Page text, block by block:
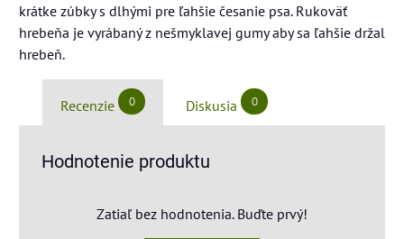
krátke zúbky s dlhými pre ľahšie česanie psa. Rukoväť
hrebeňa je vyrábaný z nešmyklavej gumy aby sa ľahšie držal
hrebeň.
Recenzie 0 Diskusia 0
Hodnotenie produktu
Zatiaľ bez hodnotenia. Buďte prvý!